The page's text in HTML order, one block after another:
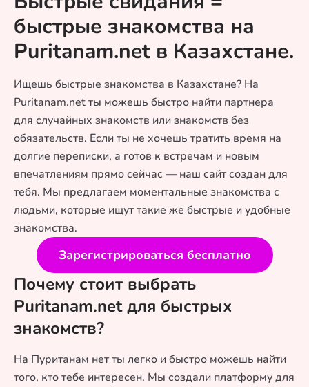
быстрые знакомства на
Puritanam.net в Казахстане.
Ищешь быстрые знакомства в Казахстане? На
Puritanam.net ты можешь быстро найти партнера
для случайных знакомств или знакомств без
обязательств. Если ты не хочешь тратить время на
долгие переписки, а готов к встречам и новым
впечатлениям прямо сейчас — наш сайт создан для
тебя. Мы предлагаем моментальные знакомства с
людьми, которые ищут такие же быстрые и удобные
знакомства.
Зарегистрироваться бесплатно
Почему стоит выбрать
Puritanam.net для быстрых
знакомств?
На Пуританам нет ты легко и быстро можешь найти
того, кто тебе интересен. Мы создали платформу для